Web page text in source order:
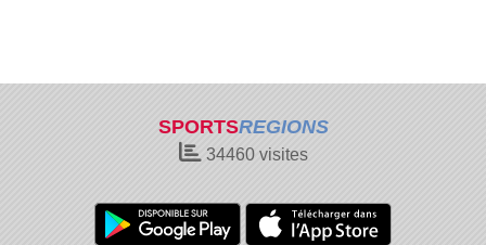
SPORTSREGIONS
34460visites